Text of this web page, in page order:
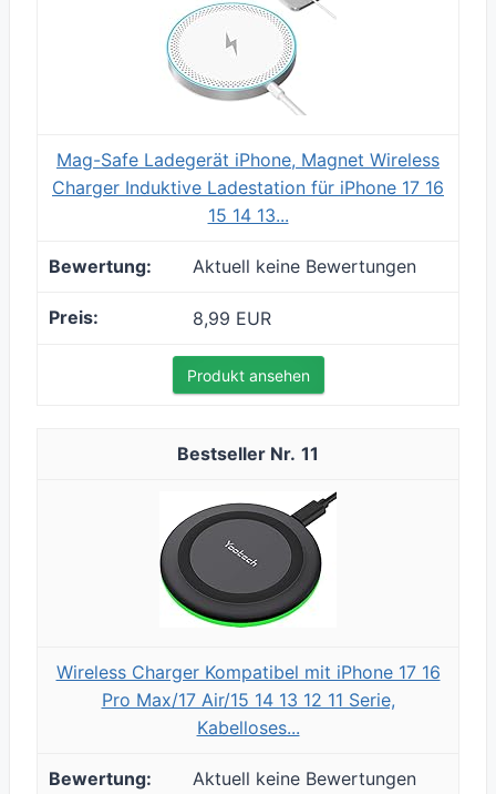
Mag-Safe Ladegerät iPhone, Magnet Wireless
Charger Induktive Ladestation für iPhone 17 16
15 14 13...
Aktuell keine Bewertungen
8,99 EUR
Produkt ansehen
11
Wireless Charger Kompatibel mit iPhone 17 16
Pro Max/17 Air/15 14 13 12 11 Serie,
Kabelloses...
Aktuell keine Bewertungen